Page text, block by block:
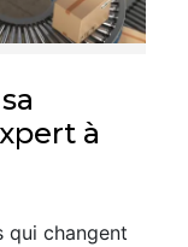
à
qui changent